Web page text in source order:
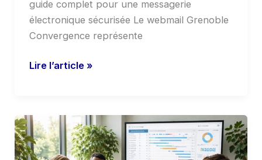
guide complet pour une messagerie
électronique sécurisée Le webmail Grenoble
Convergence représente
Lire l’article »
OpenPM
pour
la